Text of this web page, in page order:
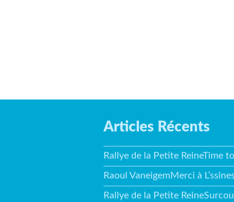
Articles Récents
Rallye de la Petite ReineTime
Raoul VaneigemMerci à
Rallye de la Petite